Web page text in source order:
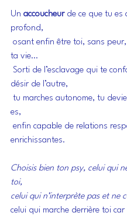
Un accoucheur de ce que tu es
profond,
ta vie…
désir de l’autre,
es,
enrichissantes.
Choisis bien ton psy, celui qui
toi,
celui qui n’interprète pas et ne
celui qui marche derrière toi car